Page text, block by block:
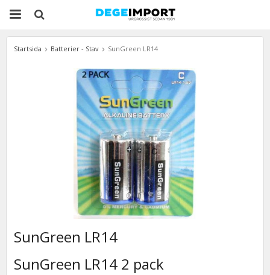
Startsida Batterier - Stav SunGreen LR14
SunGreen LR14
SunGreen LR14 2 pack